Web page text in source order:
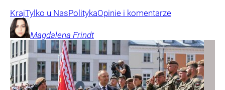
KrajTylko u NasPolitykaOpinie i komentarze
Magdalena Frindt